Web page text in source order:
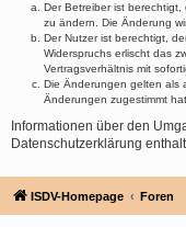
Der Betreiber ist
zu ändern. Die Änderung
Der Nutzer ist berechtigt,
Widerspruchs erlischt das
Vertragsverhältnis mit
Die Änderungen gelten als
Änderungen zugestimmt hat.
Informationen über den
Datenschutzerklärung
ISDV-Homepage Foren